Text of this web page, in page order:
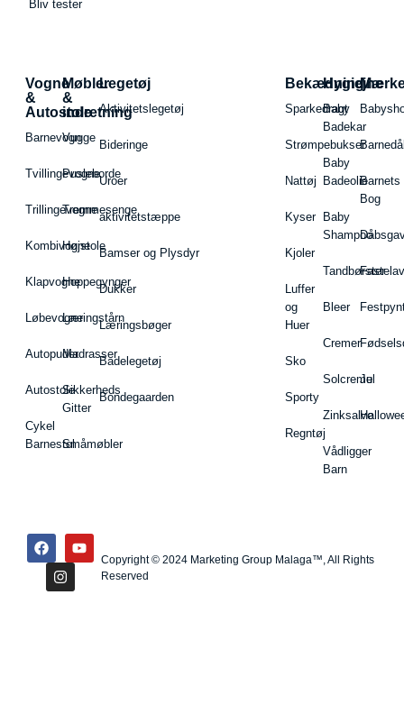
Bliv tester
Vogne
&
Autostole
Barnevogn
Tvillingevogne
Trillingevogne
Kombivogne
Klapvogne
Løbevogne
Autopuder
Autostole
Cykel
Barnestol
Møbler
&
indretning
Vugge
Pusleborde
Tremmesenge
Højstole
Hoppegynger
Læringstårn
Madrasser
Sikkerheds
Gitter
Småmøbler
Legetøj
Aktivitetslegetøj
Bideringe
Uroer
aktivitetstæppe
Bamser og Plysdyr
Dukker
Læringsbøger
Badelegetøj
Bondegaarden
Bekædning
Sparkedragt
Strømpebukser
Nattøj
Kyser
Kjoler
Luffer
og
Huer
Sko
Sporty
Regntøj
Hygiejne
Baby
Badekar
Baby
Badeolie
Baby
Shampoo
Tandbørster
Bleer
Cremer
Solcreme
Zinksalve
Vådligger
Barn
Barnets
Bog
Jul
Copyright © 2024 Marketing Group Malaga™, All Rights
Reserved